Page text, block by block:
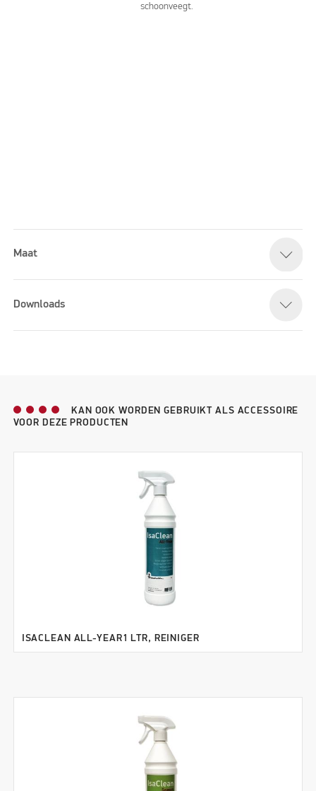
schoonveegt.
Please accept marketing cookies to watch this video
Maat
Downloads
KAN OOK WORDEN GEBRUIKT ALS ACCESSOIRE
VOOR DEZE PRODUCTEN
ISACLEAN ALL-YEAR1 LTR, REINIGER